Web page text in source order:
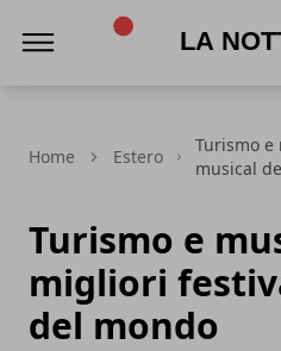
Home Estero
Turismo
musical
Turismo e
migliori
del mondo